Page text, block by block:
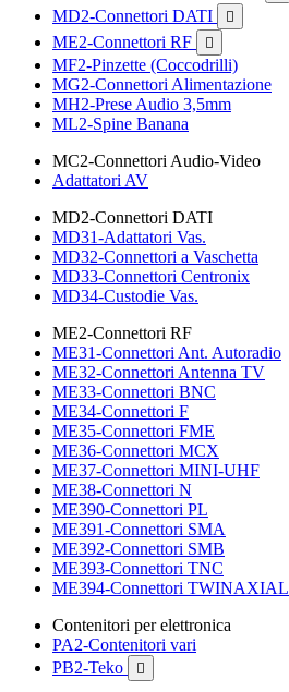
MD2-Connettori DATI 
ME2-Connettori RF 
MF2-Pinzette (Coccodrilli)
MG2-Connettori Alimentazione
MH2-Prese Audio 3,5mm
ML2-Spine Banana
MC2-Connettori Audio-Video
Adattatori AV
MD2-Connettori DATI
MD31-Adattatori Vas.
MD32-Connettori a Vaschetta
MD33-Connettori Centronix
MD34-Custodie Vas.
ME2-Connettori RF
ME31-Connettori Ant. Autoradio
ME32-Connettori Antenna TV
ME33-Connettori BNC
ME34-Connettori F
ME35-Connettori FME
ME36-Connettori MCX
ME37-Connettori MINI-UHF
ME38-Connettori N
ME390-Connettori PL
ME391-Connettori SMA
ME392-Connettori SMB
ME393-Connettori TNC
ME394-Connettori TWINAXIAL
Contenitori per elettronica
PA2-Contenitori vari
PB2-Teko
